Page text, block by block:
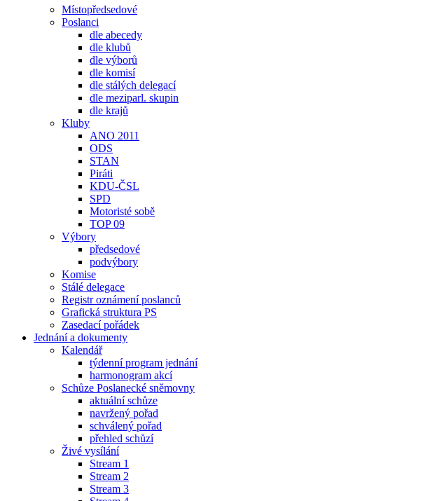
Místopředsedové
Poslanci
dle abecedy
dle klubů
dle výborů
dle komisí
dle stálých delegací
dle meziparl. skupin
dle krajů
Kluby
ANO 2011
ODS
STAN
Piráti
KDU-ČSL
SPD
Motoristé sobě
TOP 09
Výbory
předsedové
podvýbory
Komise
Stálé delegace
Registr oznámení poslanců
Grafická struktura PS
Zasedací pořádek
Jednání a dokumenty
Kalendář
týdenní program jednání
harmonogram akcí
Schůze Poslanecké sněmovny
aktuální schůze
navržený pořad
schválený pořad
přehled schůzí
Živé vysílání
Stream 1
Stream 2
Stream 3